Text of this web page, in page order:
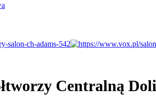
Centralną